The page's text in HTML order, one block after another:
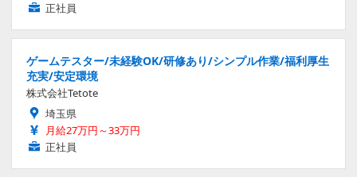
正社員
ゲームテスター/未経験OK/研修あり/シンプル作業/福利厚生
充実/安定環境
株式会社Tetote
埼玉県
月給27万円～33万円
正社員